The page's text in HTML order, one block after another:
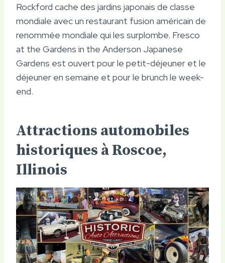
Rockford cache des jardins japonais de classe
mondiale avec un restaurant fusion américain de
renommée mondiale qui les surplombe. Fresco
at the Gardens in the Anderson Japanese
Gardens est ouvert pour le petit-déjeuner et le
déjeuner en semaine et pour le brunch le week-
end.
Attractions automobiles
historiques à Roscoe,
Illinois